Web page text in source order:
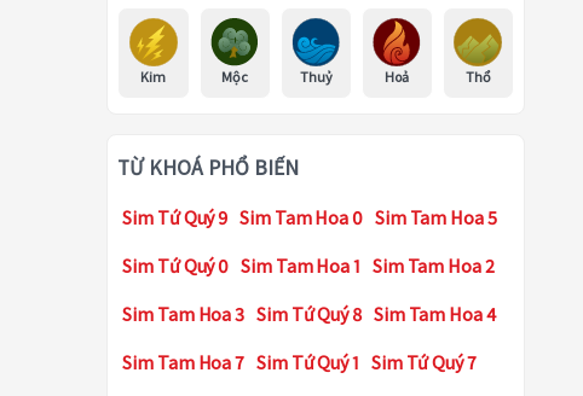
Kim Mộc Thuỷ Hoả Thổ
TỪ KHOÁ PHỔ BIẾN
Sim Tứ Quý 9 Sim Tam Hoa 0 Sim Tam Hoa 5
Sim Tứ Quý 0 Sim Tam Hoa 1 Sim Tam Hoa 2
Sim Tam Hoa 3 Sim Tứ Quý 8 Sim Tam Hoa 4
Sim Tam Hoa 7 Sim Tứ Quý 1 Sim Tứ Quý 7